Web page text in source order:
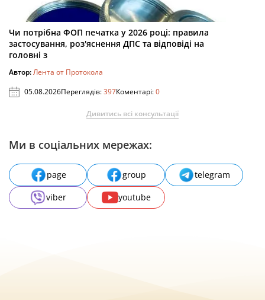
Чи потрібна ФОП печатка у 2026 році: правила
застосування, роз'яснення ДПС та відповіді на
головні з
Автор:Лента от Протокола
05.08.2026Переглядів:397Коментарі:0
Дивитись всі консультації
Ми в соціальних мережах:
page group
telegram
viber
youtube